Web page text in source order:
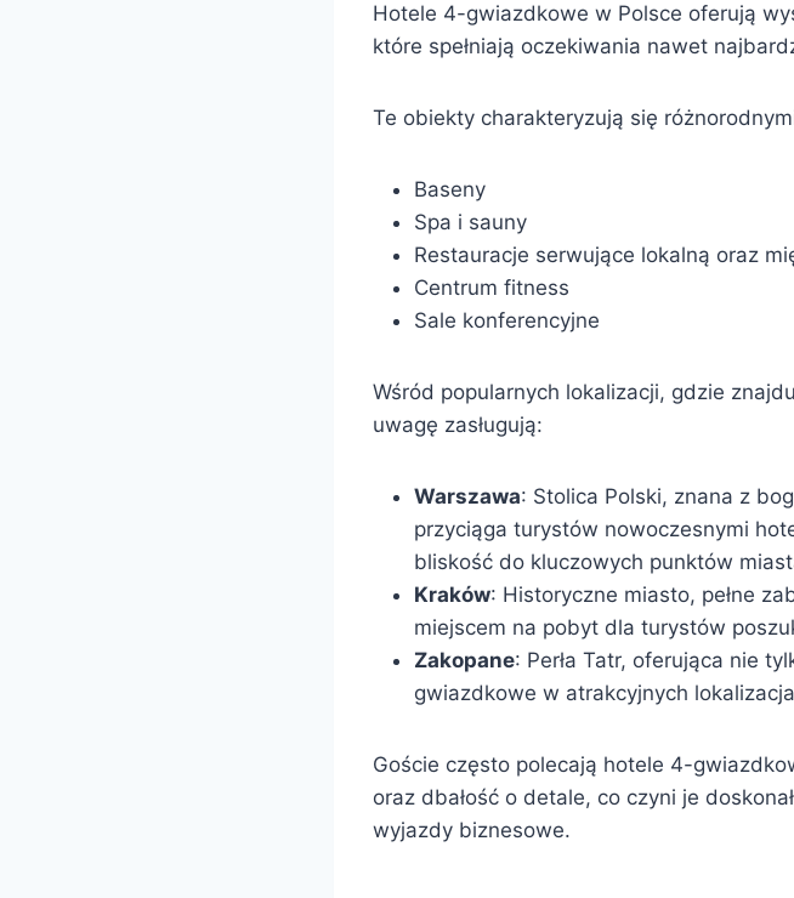
Hotele 4-gwiazdkowe w Polsce oferują
które spełniają oczekiwania nawet
Te obiekty charakteryzują się
Baseny
Spa i sauny
Restauracje serwujące lokalną oraz
Centrum fitness
Sale konferencyjne
Wśród popularnych lokalizacji, gdzie
uwagę zasługują:
Warszawa: Stolica Polski, znana z
przyciąga turystów nowoczesnymi
bliskość do kluczowych punktów
Kraków: Historyczne miasto, pełne
miejscem na pobyt dla turystów
Zakopane: Perła Tatr, oferująca nie
gwiazdkowe w atrakcyjnych
Goście często polecają hotele 4-
oraz dbałość o detale, co czyni je
wyjazdy biznesowe.